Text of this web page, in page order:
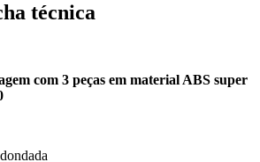
técnica
com 3 peças em material ABS super